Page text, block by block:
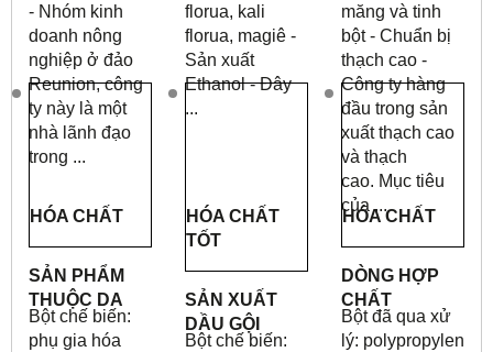
- Nhóm kinh
doanh nông
nghiệp ở đảo
Reunion, công
ty này là một
nhà lãnh đạo
trong ...
florua, kali
florua, magiê -
Sản xuất
Ethanol - Đây
...
măng và tinh
bột - Chuẩn bị
thạch cao -
Công ty hàng
đầu trong sản
xuất thạch cao
và thạch
cao. Mục tiêu
của ...
HÓA CHẤT
SẢN PHẨM
THUỘC DA
Bột chế biến:
phụ gia hóa
HÓA CHẤT
TỐT
SẢN XUẤT
DẦU GỘI
Bột chế biến:
HÓA CHẤT
DÒNG HỢP
CHẤT
Bột đã qua xử
lý: polypropylen